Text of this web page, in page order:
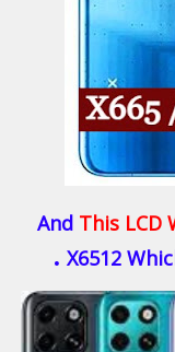
This LCD
X6512